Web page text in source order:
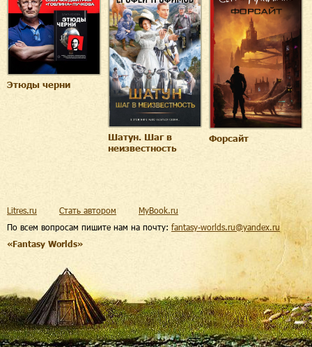
Этюды черни
Шатун. Шаг в
неизвестность
Форсайт
По всем вопросам пишите нам на почту: fantasy-worlds.ru@yandex.ru
«Fantasy Worlds»
Litres.ru Стать автором MyBook.ru